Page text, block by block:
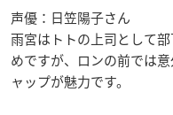
声優：日笠陽子さん
雨宮はトトの上司として
めですが、ロンの前では
ャップが魅力です。